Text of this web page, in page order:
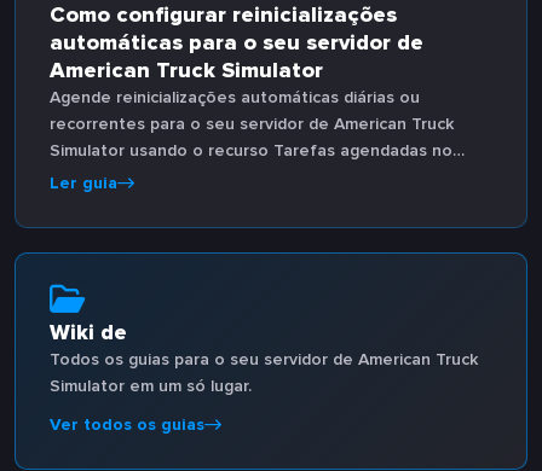
Como configurar reinicializações
automáticas para o seu servidor de
American Truck Simulator
Agende reinicializações automáticas diárias ou
recorrentes para o seu servidor de American Truck
Simulator usando o recurso Tarefas agendadas no
Game Control Panel. Mantém o servidor atualizado
Ler guia
Wiki de
Todos os guias para o seu servidor de American Truck
Simulator em um só lugar.
Ver todos os guias